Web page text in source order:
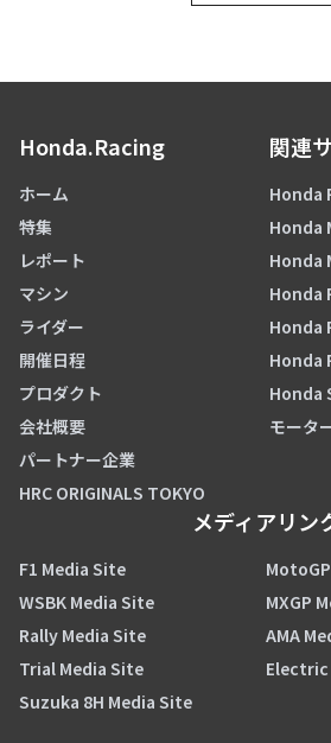
Honda.Racing
ホーム
特集
レポート
マシン
ライダー
開催日程
プロダクト
会社概要
パートナー企業
HRC ORIGINALS TOKYO
関連
Honda
Honda
Honda
Honda
Honda
Honda
Honda
モータ
メディアリン
F1 Media Site
WSBK Media Site
MXGP
Rally Media Site
AMA
Trial Media Site
Suzuka 8H Media Site